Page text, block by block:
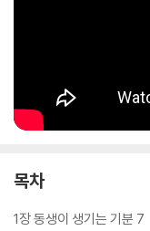
목차
1장 동생이 생기는 기분 7